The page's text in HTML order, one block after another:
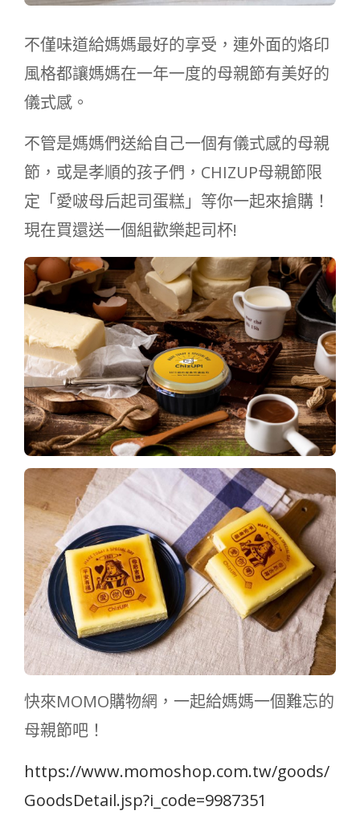
不僅味道給媽媽最好的享受，連外面的烙印
風格都讓媽媽在一年一度的母親節有美好的
儀式感。
不管是媽媽們送給自己一個有儀式感的母親
節，或是孝順的孩子們，CHIZUP母親節限
定「愛啵母后起司蛋糕」等你一起來搶購！
現在買還送一個組歡樂起司杯!
快來MOMO購物網，一起給媽媽一個難忘的
母親節吧！
https://www.momoshop.com.tw/goods/
GoodsDetail.jsp?i_code=9987351